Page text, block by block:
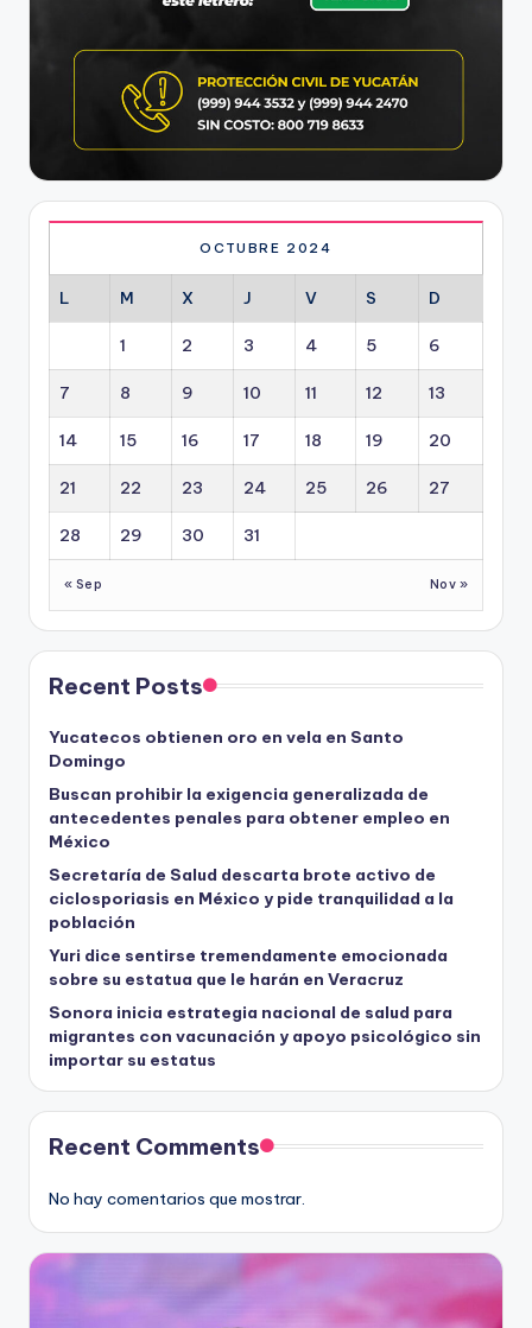
OCTUBRE 2024
L M X J V S D
1 2 3 4 5 6
7 8 9 10 11 12 13
14 15 16 17 18 19 20
21 22 23 24 25 26 27
28 29 30 31
« Sep Nov »
Recent Posts
Yucatecos obtienen oro en vela en Santo
Domingo
Buscan prohibir la exigencia generalizada de
antecedentes penales para obtener empleo en
México
Secretaría de Salud descarta brote activo de
ciclosporiasis en México y pide tranquilidad a la
población
Yuri dice sentirse tremendamente emocionada
sobre su estatua que le harán en Veracruz
Sonora inicia estrategia nacional de salud para
migrantes con vacunación y apoyo psicológico sin
importar su estatus
Recent Comments
No hay comentarios que mostrar.